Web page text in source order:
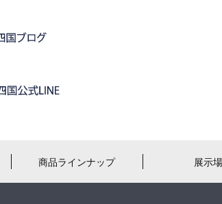
商品ラインナップ 展示場